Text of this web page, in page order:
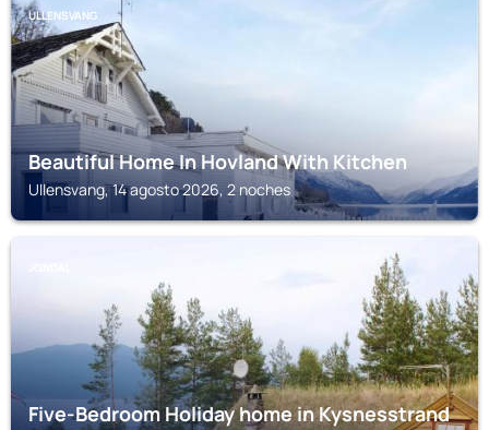
ULLENSVANG
Beautiful Home In Hovland With Kitchen
Ullensvang, 14 agosto 2026, 2 noches
Five-Bedroom Holiday home in Kysnesstrand